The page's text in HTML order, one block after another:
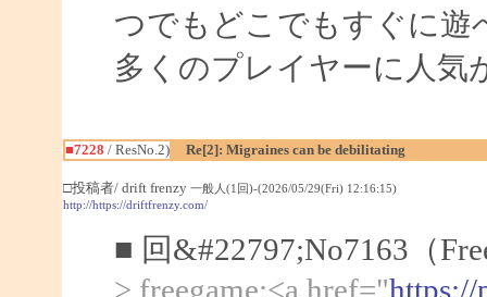
つでもどこでもすぐに遊
多くのプレイヤーに人気
■7228 / ResNo.2) Re[2]: Migraines can be debilitating
□投稿者/ drift frenzy 一般人(1回)-(2026/05/29(Fri) 12:16:15)
http://https://driftfrenzy.com/
■ 回&#22797;No7163（
> freegame:<a href="